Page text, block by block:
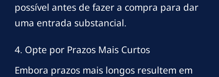
possível antes de fazer a compra para dar
uma entrada substancial.
4. Opte por Prazos Mais Curtos
Embora prazos mais longos resultem em